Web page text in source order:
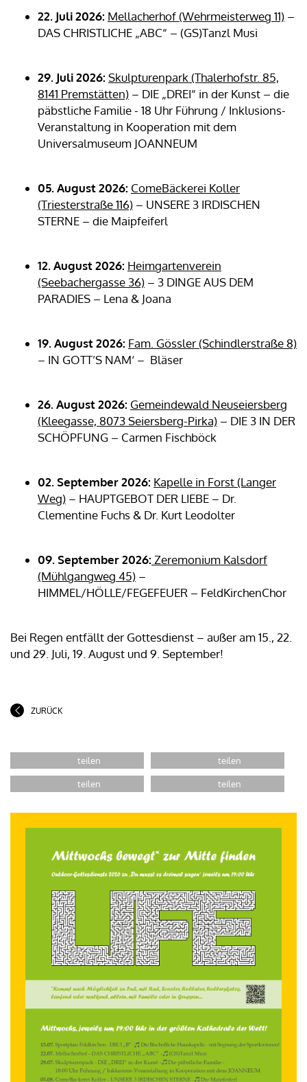
22. Juli 2026: Mellacherhof (Wehrmeisterweg 11) –
DAS CHRISTLICHE „ABC“ – (GS)Tanzl Musi
29. Juli 2026: Skulpturenpark (Thalerhofstr. 85,
8141 Premstätten) – DIE „DREI“ in der Kunst – die
päbstliche Familie - 18 Uhr Führung / Inklusions-
Veranstaltung in Kooperation mit dem
Universalmuseum JOANNEUM
05. August 2026: ComeBäckerei Koller
(Triesterstraße 116) – UNSERE 3 IRDISCHEN
STERNE – die Maipfeiferl
12. August 2026: Heimgartenverein
(Seebachergasse 36) – 3 DINGE AUS DEM
PARADIES – Lena & Joana
19. August 2026: Fam. Gössler (Schindlerstraße 8)
– IN GOTT’S NAM‘ – Bläser
26. August 2026: Gemeindewald Neuseiersberg
(Kleegasse, 8073 Seiersberg-Pirka) – DIE 3 IN DER
SCHÖPFUNG – Carmen Fischböck
02. September 2026: Kapelle in Forst (Langer
Weg) – HAUPTGEBOT DER LIEBE – Dr.
Clementine Fuchs & Dr. Kurt Leodolter
09. September 2026: Zeremonium Kalsdorf
(Mühlgangweg 45) –
HIMMEL/HÖLLE/FEGEFEUER – FeldKirchenChor
Bei Regen entfällt der Gottesdienst – außer am 15., 22.
und 29. Juli, 19. August und 9. September!
ZURÜCK